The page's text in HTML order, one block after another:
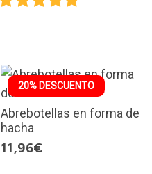
20% DESCUENTO
Abrebotellas en forma de
hacha
11,96€